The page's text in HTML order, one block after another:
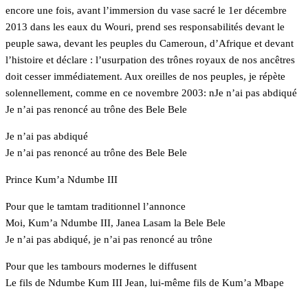
encore une fois, avant l’immersion du vase sacré le 1er décembre
2013 dans les eaux du Wouri, prend ses responsabilités devant le
peuple sawa, devant les peuples du Cameroun, d’Afrique et devant
l’histoire et déclare : l’usurpation des trônes royaux de nos ancêtres
doit cesser immédiatement. Aux oreilles de nos peuples, je répète
solennellement, comme en ce novembre 2003: nJe n’ai pas abdiqué
Je n’ai pas renoncé au trône des Bele Bele
Je n’ai pas abdiqué
Je n’ai pas renoncé au trône des Bele Bele
Prince Kum’a Ndumbe III
Pour que le tamtam traditionnel l’annonce
Moi, Kum’a Ndumbe III, Janea Lasam la Bele Bele
Je n’ai pas abdiqué, je n’ai pas renoncé au trône
Pour que les tambours modernes le diffusent
Le fils de Ndumbe Kum III Jean, lui-même fils de Kum’a Mbape